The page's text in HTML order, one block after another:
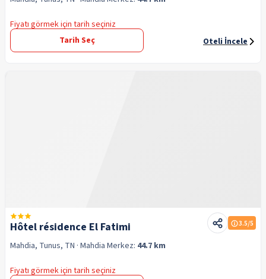
Fiyatı görmek için tarih seçiniz
Tarih Seç
Oteli İncele
Hôtel résidence El Fatimi 3.5/5
Mahdia, Tunus, TN · Mahdia Merkez: 44.7 km
Fiyatı görmek için tarih seçiniz